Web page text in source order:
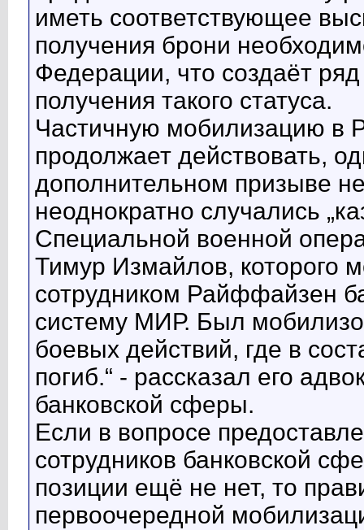
иметь соответствующее
получения брони
Федерации, что создаёт
получения такого статуса.
Частичную мобилизацию в
продолжает действовать,
дополнительном призыве
неоднократно случались
Специальной военной
Тимур Измайлов, которого
сотрудником Райффайзен
систему МИР. Был
боевых действий, где в
погиб.“ - рассказал его
банковской сферы.
Если в вопросе
сотрудников банковской
позиции ещё не нет, то
первоочередной